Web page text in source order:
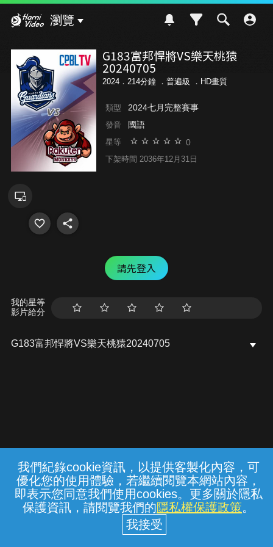
我們紀錄cookie資訊，以提供客製化內容，可
優化您的使用體驗，若繼續閱覽本網站內容，
即表示您同意我們使用cookies。更多關於隱私
保護資訊，請閱覽我們的隱私權保護政策。
瀏覽
G183富邦悍將VS樂天桃猿
20240705
2024．214分鐘 ． 普遍級 ．HD畫質
類型 2024七月完整賽事
發音 國語
星等 0
下架時間 2036年12月31日
請先登入
我的星等
影片給分
G183富邦悍將VS樂天桃猿20240705
常見問題 線上客服 服務條款 隱私權保護
中華電信股份有限公司個人家庭分公司
(統一編號：96979949) © 2026
{{notifyMsg}}